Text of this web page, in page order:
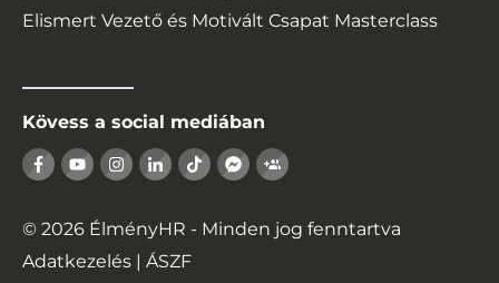
Elismert Vezető és Motivált Csapat Masterclass
Kövess a social mediában
© 2026 ÉlményHR - Minden jog fenntartva
Adatkezelés | ÁSZF